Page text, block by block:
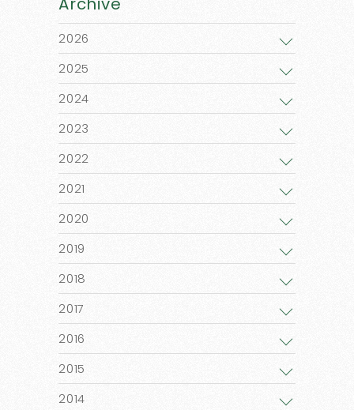
2026
2025
2024
2023
2022
2021
2020
2019
2018
2017
2016
2015
2014